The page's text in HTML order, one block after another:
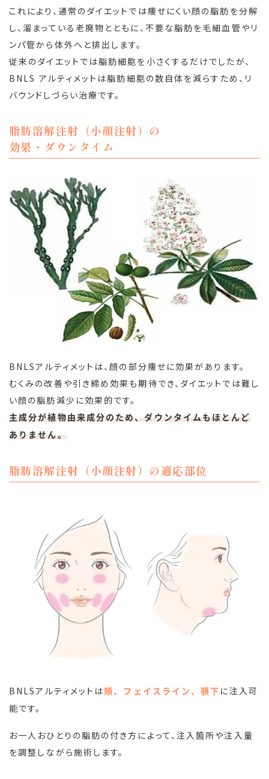
これにより、通常のダイエットでは痩せにくい顔の脂肪を分解
し、溜まっている老廃物とともに、不要な脂肪を毛細血管やリ
ンパ管から体外へと排出します。
従来のダイエットでは脂肪細胞を小さくするだけでしたが、
BNLS アルティメットは脂肪細胞の数自体を減らすため、リ
バウンドしづらい治療です。
脂肪溶解注射（小顔注射）の
効果・ダウンタイム
BNLSアルティメットは、顔の部分痩せに効果があります。
むくみの改善や引き締め効果も期待でき、ダイエットでは難し
い顔の脂肪減少に効果的です。
主成分が植物由来成分のため、ダウンタイムもほとんど
ありません。
脂肪溶解注射（小顔注射）の適応部位
BNLSアルティメットは頬、フェイスライン、顎下 に注入可
能です。
お一人おひとりの脂肪の付き方によって、注入箇所や注入量
を調整しながら施術します。